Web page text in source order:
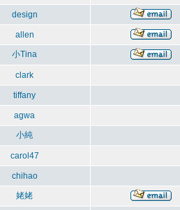
design
allen
小Tina
clark
tiffany
agwa
小純
carol47
chihao
姥姥